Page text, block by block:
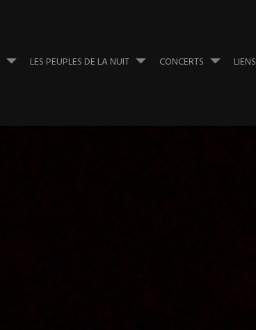
LES PEUPLES DE LA NUIT CONCERTS LIENS